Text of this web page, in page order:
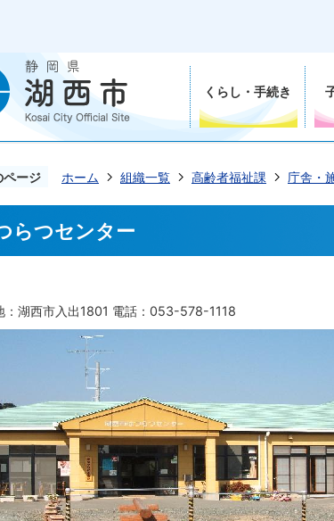
くらし・手続き
ページ ホーム 組織一覧 高齢者福祉課 庁舎・
らつセンター
：湖西市入出1801 電話：053-578-1118